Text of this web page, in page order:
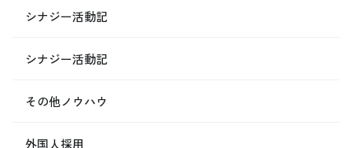
シナジー活動記
シナジー活動記
その他ノウハウ
外国人採用